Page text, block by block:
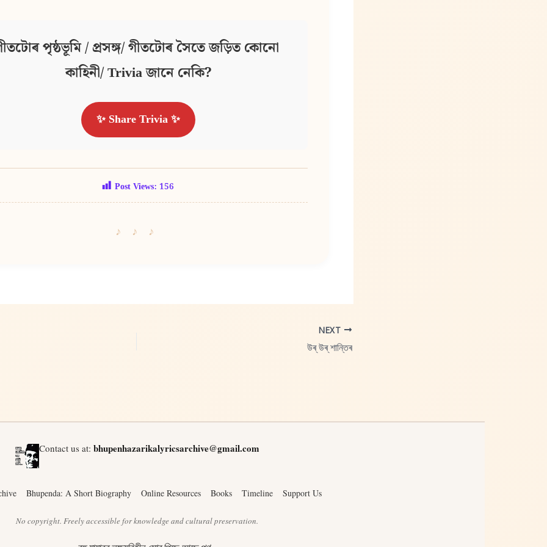
পৃষ্ঠভূমি / প্ৰসঙ্গ/ গীতটোৰ সৈতে জড়িত কোনো
কাহিনী/ Trivia জানে নেকি?
✨ Share Trivia ✨
Post Views: 156
NEXT
উৰ্‌ উৰ্‌ শান্তিৰ
Contact us at: bhupenhazarikalyricsarchive@gmail.com
Bhupenda: A Short Biography Online Resources Books Timeline Support Us
No copyright. Freely accessible for knowledge and cultural preservation.